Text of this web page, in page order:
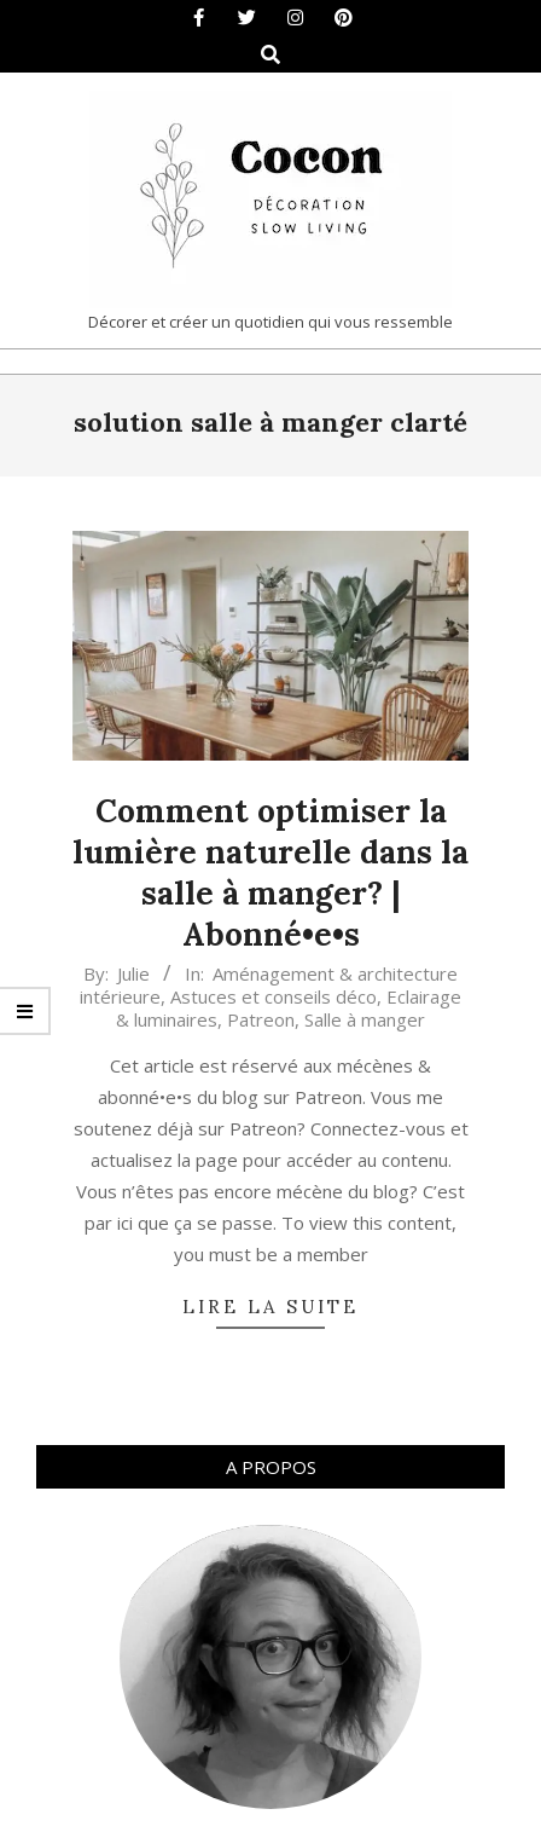
content
Search
COCON
|
DÉCORATION
LIVING
Décorer et créer un quotidien qui vous ressemble
Navigationsolution salle à manger clarté
Comment optimiser la
lumière naturelle dans la
salle à manger? |
Abonné•e•s
2020-
12-
By: Julie In: Aménagement & architecture
intérieure, Astuces et conseils déco, Eclairage
& luminaires, Patreon, Salle à manger
Cet article est réservé aux mécènes &
abonné•e•s du blog sur Patreon. Vous me
soutenez déjà sur Patreon? Connectez-vous et
actualisez la page pour accéder au contenu.
Vous n’êtes pas encore mécène du blog? C’est
par ici que ça se passe. To view this content,
you must be a member
LIRE LA SUITE
A PROPOS